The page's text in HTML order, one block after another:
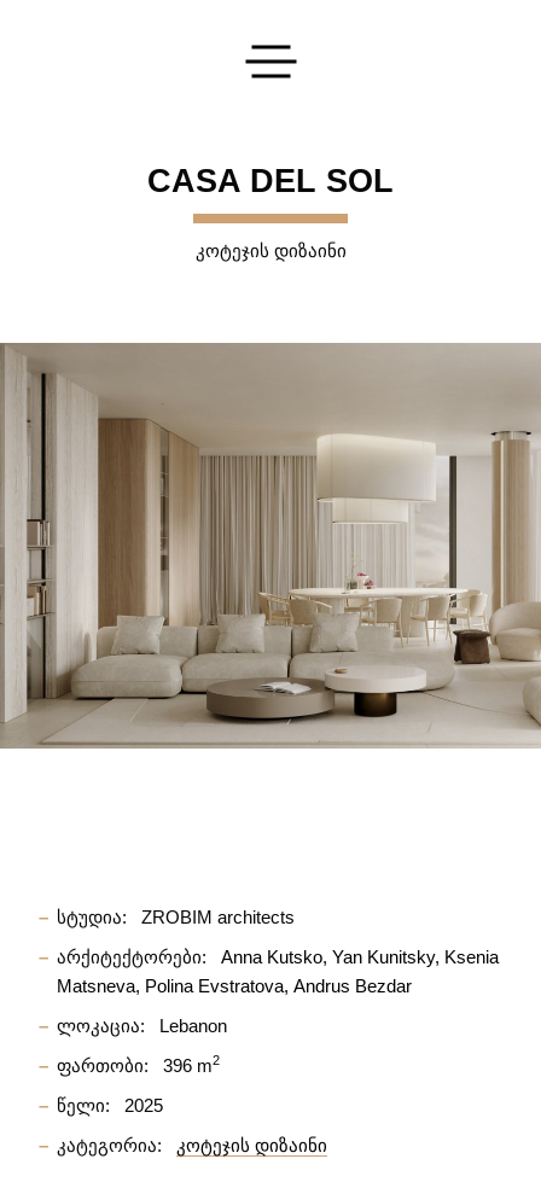
სტუდია:
ZROBIM architects
არქიტექტორები:
Anna Kutsko Yan Kunitsky Ksenia
Matsneva Polina Evstratova Andrus Bezdar
ლოკაცია:
Lebanon
ფართობი:
396 m2
წელი:
2025
კატეგორია:
კოტეჯის დიზაინი
CASA DEL SOL
ᲙᲝᲢᲔᲯᲘᲡ ᲓᲘᲖᲐᲘᲜᲘ